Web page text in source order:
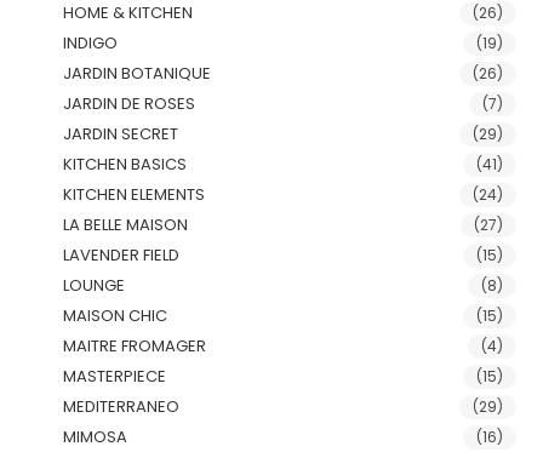
HOME & KITCHEN (26)
INDIGO (19)
JARDIN BOTANIQUE (26)
JARDIN DE ROSES (7)
JARDIN SECRET (29)
KITCHEN BASICS (41)
KITCHEN ELEMENTS (24)
LA BELLE MAISON (27)
LAVENDER FIELD (15)
LOUNGE (8)
MAISON CHIC (15)
MAITRE FROMAGER (4)
MASTERPIECE (15)
MEDITERRANEO (29)
MIMOSA (16)